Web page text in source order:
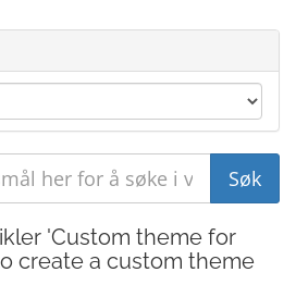
'Custom theme for
create a custom theme